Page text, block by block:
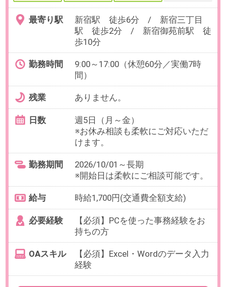
勤務期間
2026/10/01～長期
給与 時給1,700円(交通費全額支給)
【必須】PCを使った事務経験をお
持ちの方
OAスキル
【必須】Excel・Wordのデータ入力
お仕事番号：100103003
【残業なし×時給1800円】未経験
OK！講座運営サポート＠教育IT
企業／秋葉原